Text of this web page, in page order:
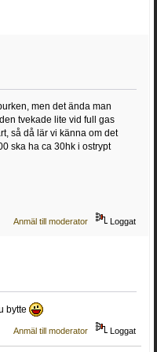
men det ända man
tvekade lite vid full gas
så då lär vi känna om det
ska ha ca 30hk i ostrypt
Anmäl till moderator Loggat
bytte
Anmäl till moderator Loggat